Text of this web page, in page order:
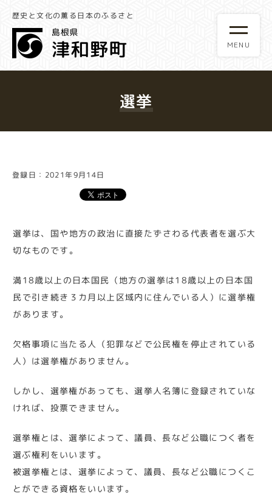
歴史と文化の薫る日本のふるさと
選挙
登録日：2021年9月14日
選挙は、国や地方の政治に直接たずさわる代表者を選ぶ大
切なものです。
満18歳以上の日本国民（地方の選挙は18歳以上の日本国
民で引き続き３カ月以上区域内に住んでいる人）に選挙権
があります。
欠格事項に当たる人（犯罪などで公民権を停止されている
人）は選挙権がありません。
しかし、選挙権があっても、選挙人名簿に登録されていな
ければ、投票できません。
選挙権とは、選挙によって、議員、長など公職につく者を
選ぶ権利をいいます。
被選挙権とは、選挙によって、議員、長など公職につくこ
とができる資格をいいます。